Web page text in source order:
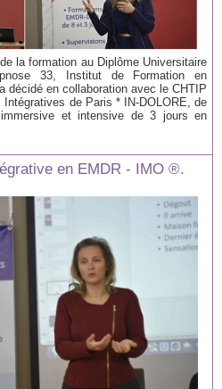
la formation au Diplôme Universitaire
33, Institut de Formation en
décidé en collaboration avec le CHTIP
de Paris * IN-DOLORE, de
et intensive de 3 jours en
en EMDR - IMO ®.